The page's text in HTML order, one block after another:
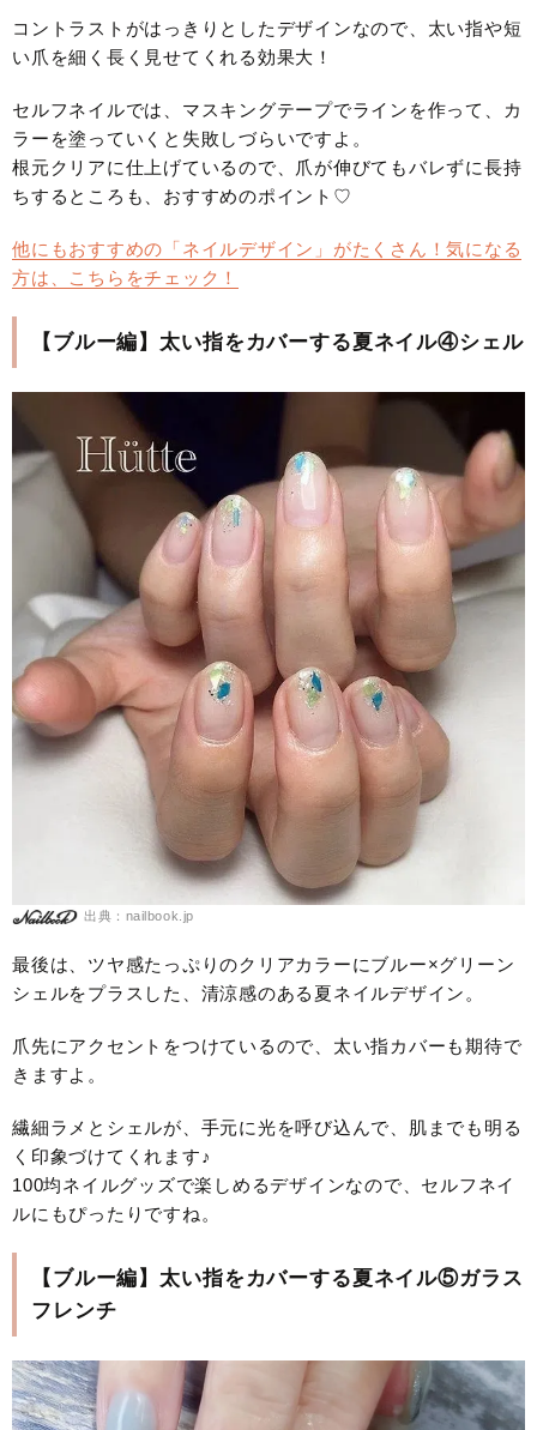
コントラストがはっきりとしたデザインなので、太い指や短
い爪を細く長く見せてくれる効果大！
セルフネイルでは、マスキングテープでラインを作って、カ
ラーを塗っていくと失敗しづらいですよ。
根元クリアに仕上げているので、爪が伸びてもバレずに長持
ちするところも、おすすめのポイント♡
他にもおすすめの「ネイルデザイン」がたくさん！気になる
方は、こちらをチェック！
【ブルー編】太い指をカバーする夏ネイル④シェル
出典：nailbook.jp
最後は、ツヤ感たっぷりのクリアカラーにブルー×グリーン
シェルをプラスした、清涼感のある夏ネイルデザイン。
爪先にアクセントをつけているので、太い指カバーも期待で
きますよ。
繊細ラメとシェルが、手元に光を呼び込んで、肌までも明る
く印象づけてくれます♪
100均ネイルグッズで楽しめるデザインなので、セルフネイ
ルにもぴったりですね。
【ブルー編】太い指をカバーする夏ネイル⑤ガラス
フレンチ